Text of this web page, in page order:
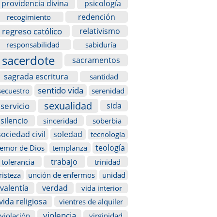
providencia divina psicología
recogimiento redención
regreso católico relativismo
responsabilidad sabiduría
sacerdote
sacramentos
sagrada escritura
santidad
sentido vida serenidad
servicio sexualidad
sida
silencio
sinceridad soberbia
civil soledad
tecnología
de Dios
templanza teología
tolerancia trabajo
trinidad
unción de enfermos unidad
valentía verdad vida interior
religiosa
vientres de alquiler